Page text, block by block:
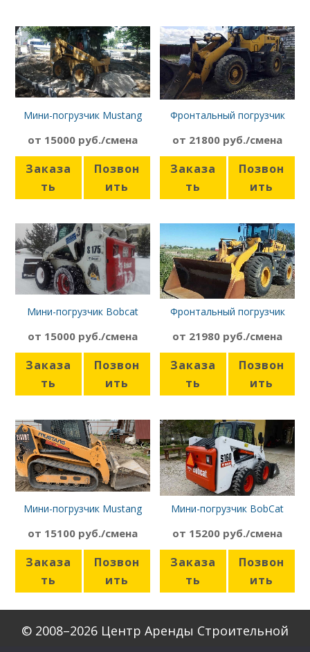
Мини-погрузчик Mustang
от 15000 руб./смена
Заказа
ть
Позвон
ить
Фронтальный погрузчик
от 21800 руб./смена
Заказа
ть
Позвон
ить
Мини-погрузчик Bobcat
от 15000 руб./смена
Заказа
ть
Позвон
ить
Фронтальный погрузчик
от 21980 руб./смена
Заказа
ть
Позвон
ить
Мини-погрузчик Mustang
от 15100 руб./смена
Заказа
ть
Позвон
ить
Мини-погрузчик BobCat
от 15200 руб./смена
Заказа
ть
Позвон
ить
© 2008–2026 Центр Аренды Строительной